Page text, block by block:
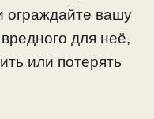
ограждайте вашу
для неё,
или потерять